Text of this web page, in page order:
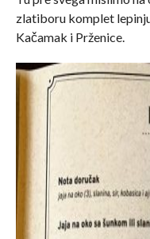
zlatiboru komplet
Kačamak i Prženice.